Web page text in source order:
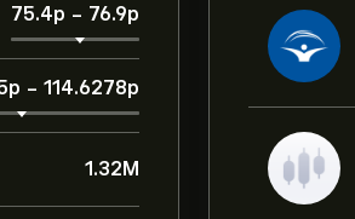
75.4‎p‎ - 76.9‎p‎
- 114.6278‎p‎
1.32M